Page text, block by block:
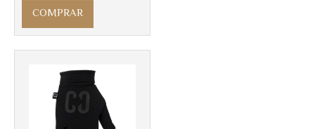
COMPRAR